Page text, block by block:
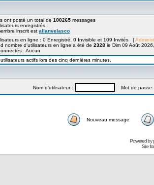
ont posté un total de 100265 messages
enregistrés
inscrit est allanvelasco
en ligne : 0 Enregistré, 0 Invisible et 109 Invités [
nombre d'utilisateurs en ligne a été de 2328 le Dim 09 Août
: Aucun
actifs lors des cinq dernières minutes.
Nom d'utilisateur : Mot de passe
Nouveau message
Powered by
Site